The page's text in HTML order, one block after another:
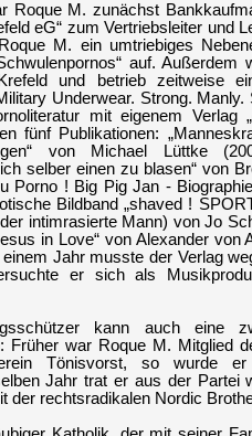
Roque M. zunächst
eG“ zum Vertriebsleiter und
M. ein umtriebiges
auf. Außerdem
und betrieb zeitweise
Underwear. Strong.
mit eigenem Verlag
fünf Publikationen:
von Michael Lüttke
selber einen zu blasen“ von
Porno ! Big Pig Jan -
Bildband „shaved !
intimrasierte Mann) von Jo
in Love“ von Alexander von
einem Jahr musste der Verlag
er sich als
kann auch eine
Früher war Roque M. Mitglied
Tönisvorst, so wurde
Jahr trat er aus der Partei
der rechtsradikalen Nordic